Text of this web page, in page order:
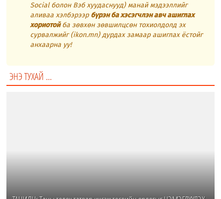
Social болон Вэб хуудаснууд) манай мэдээллийг
аливаа хэлбэрээр бүрэн ба хэсэгчлэн авч ашиглах
хориотойба зөвхөн зөвшилцсөн тохиолдолд эх
сурвалжийг (ikon.mn) дурдах замаар ашиглах ёстойг
анхаарна уу!
ЭНЭ ТУХАЙ ...